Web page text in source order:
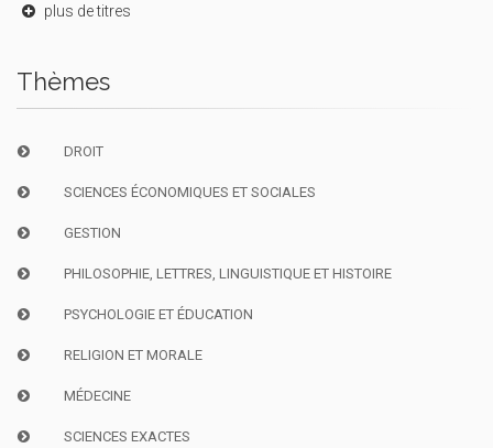
plus de titres
Thèmes
DROIT
SCIENCES ÉCONOMIQUES ET SOCIALES
GESTION
PHILOSOPHIE, LETTRES, LINGUISTIQUE ET HISTOIRE
PSYCHOLOGIE ET ÉDUCATION
RELIGION ET MORALE
MÉDECINE
SCIENCES EXACTES